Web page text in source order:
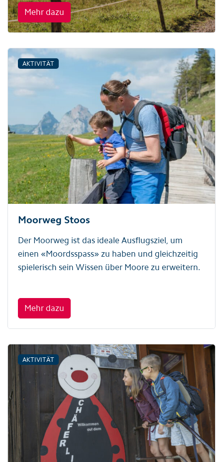
Mehr dazu
AKTIVITÄT
Moorweg Stoos
Der Moorweg ist das ideale Ausflugsziel, um
einen «Moordsspass» zu haben und gleichzeitig
spielerisch sein Wissen über Moore zu erweitern.
Mehr dazu
AKTIVITÄT